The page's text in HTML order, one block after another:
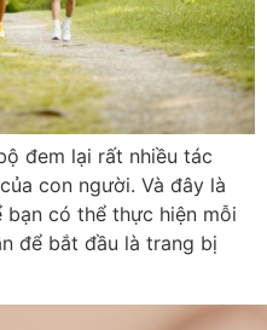
đem lại rất nhiều tác
con người. Và đây là
có thể thực hiện mỗi
để bắt đầu là trang bị